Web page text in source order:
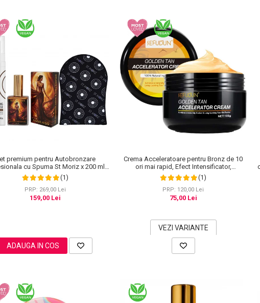
premium pentru Autobronzare
cu Spuma St Moriz x 200 ml,
cu Sidef Auriu NOVA KISS®
x 50 ml si Manusa
(1)
PRP: 269,00 Lei
159,00 Lei
ADAUGA IN COS
Crema Acceleratoare pentru Bronz de 10
ori mai rapid, Efect Intensificator,
Ingrediente 100% Naturale, Sefudun, 100 g
(1)
PRP: 120,00 Lei
75,00 Lei
VEZI VARIANTE